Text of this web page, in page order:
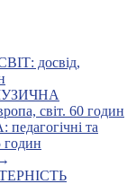
досвід,
світ. 60 годин
та
годин